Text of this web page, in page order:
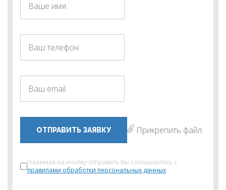
ОТПРАВИТЬ ЗАЯВКУ Прикрепить файл
Нажимая на кнопку отправить Вы соглашаетесь с
правилами обработки персональных данных